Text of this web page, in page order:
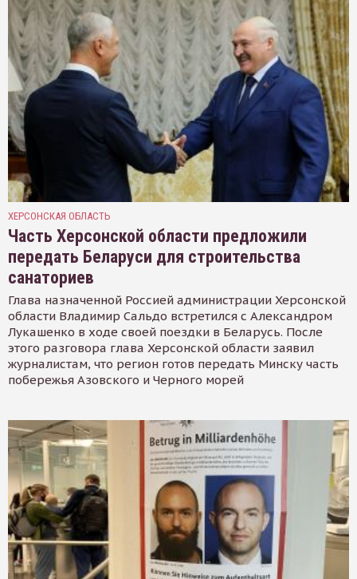
ХЕРСОНСКАЯ ОБЛАСТЬ
Часть Херсонской области предложили
передать Беларуси для строительства
санаториев
Глава назначенной Россией администрации Херсонской
области Владимир Сальдо встретился с Александром
Лукашенко в ходе своей поездки в Беларусь. После
этого разговора глава Херсонской области заявил
журналистам, что регион готов передать Минску часть
побережья Азовского и Черного морей